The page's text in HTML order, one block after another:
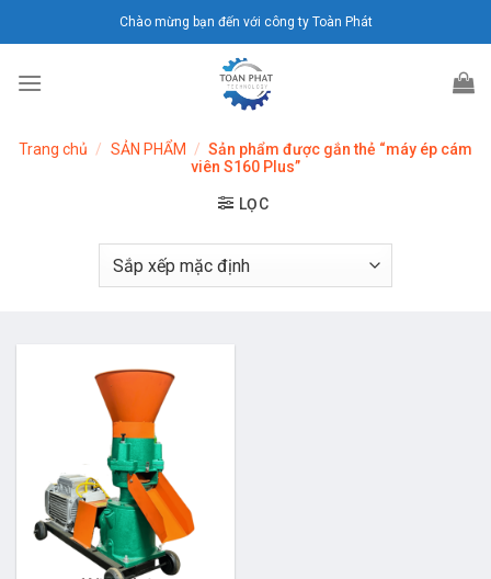
đến
dung
Chào mừng bạn đến với công ty Toàn Phát
Trang chủ / SẢN PHẨM / Sản phẩm được gắn thẻ “máy ép cám
viên S160 Plus”
LỌC